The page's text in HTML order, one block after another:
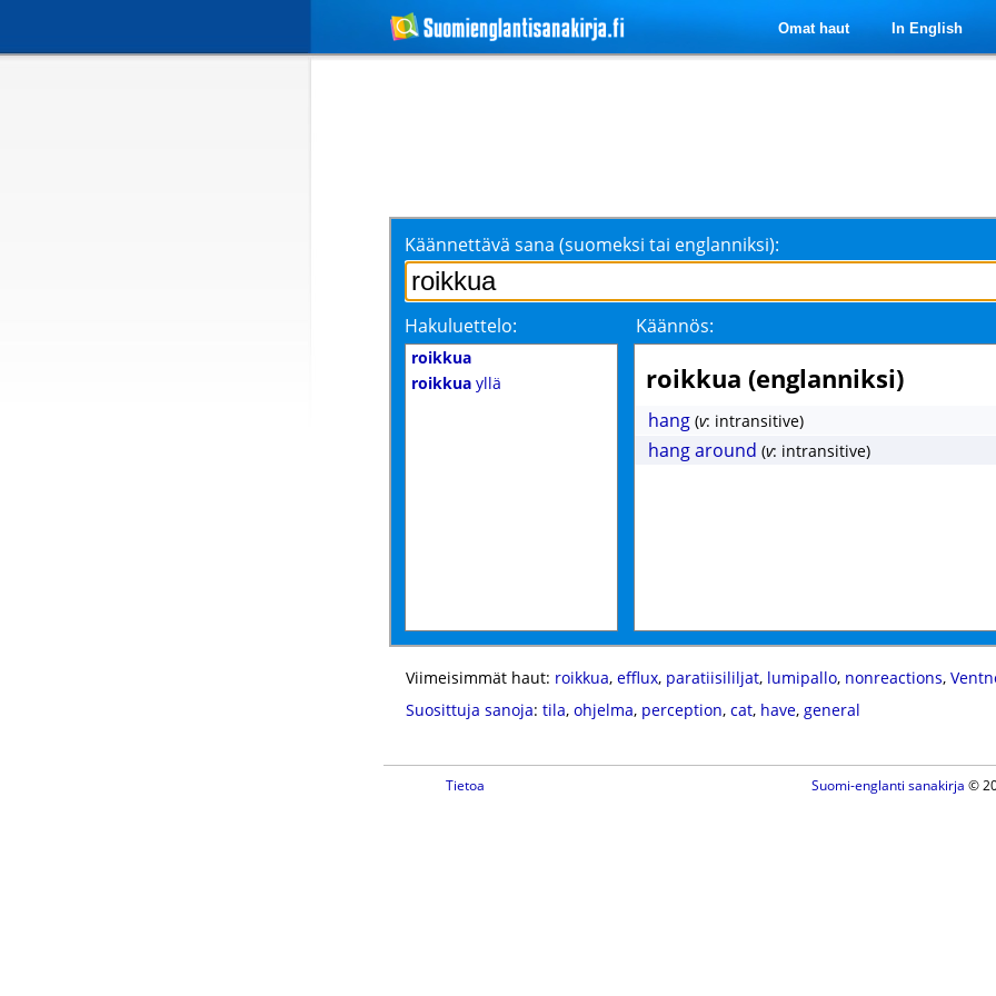
Omat haut In English
Käännettävä sana (suomeksi tai englanniksi):
Hakuluettelo: Käännös:
roikkua
roikkua yllä roikkua (englanniksi)
hang (v: intransitive)
hang around (v: intransitive)
Viimeisimmät haut: roikkua, efflux, paratiisililjat, lumipallo, nonreactions,
Suosittuja sanoja: tila, ohjelma, perception, cat, have, general
Tietoa Suomi-englanti sanakirja ©